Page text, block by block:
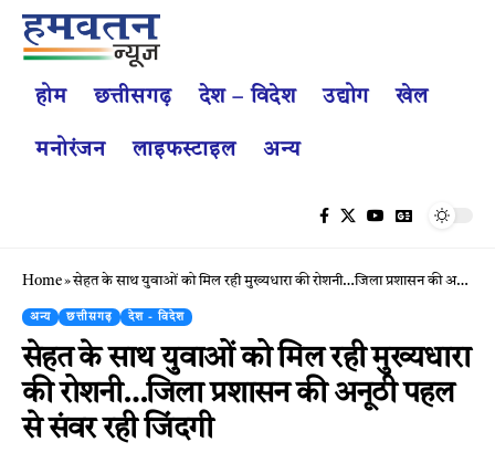
होम छत्तीसगढ़ देश – विदेश उद्योग खेल
मनोरंजन लाइफस्टाइल अन्य
Home»सेहत के साथ युवाओं को मिल रही मुख्यधारा की रोशनी…जिला प्रशासन की अनूठी पहल से संवर रही जिंदगी
अन्य छत्तीसगढ़ देश - विदेश
सेहत के साथ युवाओं को मिल रही मुख्यधारा
की रोशनी…जिला प्रशासन की अनूठी पहल
से संवर रही जिंदगी